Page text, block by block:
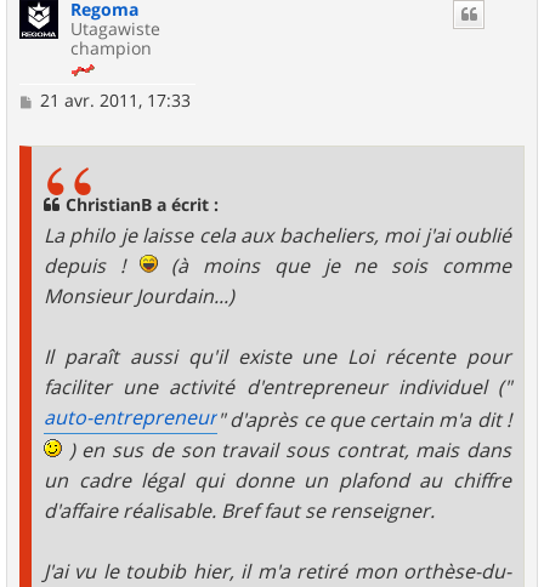
Regoma
Utagawiste
champion
M
21 avr. 2011, 17:33
ChristianB a écrit :
La philo je laisse cela aux bacheliers, moi j'ai oublié
depuis !
(à moins que je ne sois comme
Monsieur Jourdain...)
Il paraît aussi qu'il existe une Loi récente pour
faciliter une activité d'entrepreneur individuel ("
auto-entrepreneur" d'après ce que certain m'a dit !
) en sus de son travail sous contrat, mais dans
un cadre légal qui donne un plafond au chiffre
d'affaire réalisable. Bref faut se renseigner.
J'ai vu le toubib hier, il m'a retiré mon orthèse-du-